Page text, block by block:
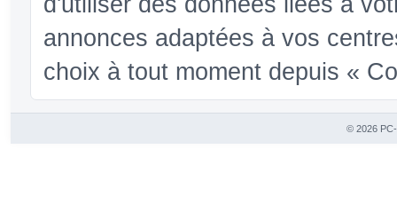
annonces adaptées à vos
choix à tout moment depuis «
© 2026